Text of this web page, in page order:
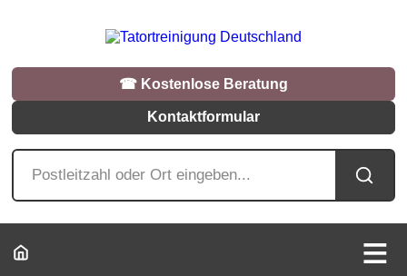
☎︎ Kostenlose Beratung
Kontaktformular